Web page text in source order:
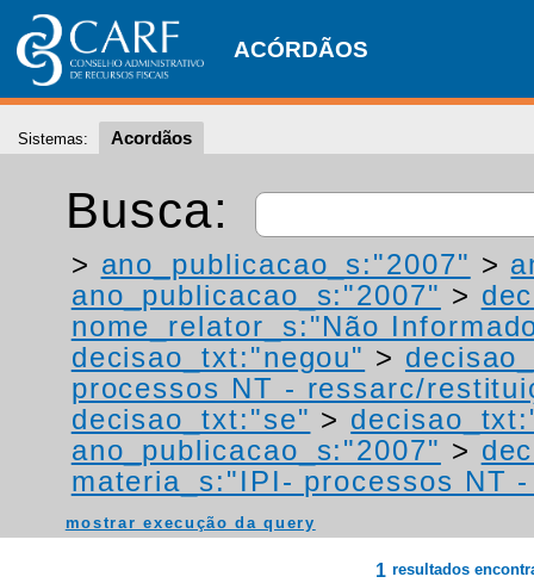
ACÓRDÃOS
Sistemas: Acordãos
Busca:
> ano_publicacao_s:"2007" >
ano_publicacao_s:"2007" >
nome_relator_s:"Não
decisao_txt:"negou" >
processos NT - ressarc/
decisao_txt:"se" >
ano_publicacao_s:"2007" >
materia_s:"IPI- processos NT
mostrar execução da query
1 resultados